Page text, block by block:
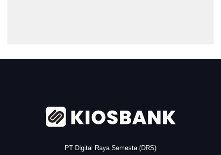
PT Digital Raya Semesta (DRS)